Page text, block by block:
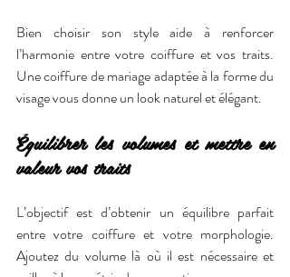
Bien choisir son style aide à renforcer
l’harmonie entre votre coiffure et vos traits.
Une coiffure de mariage adaptée à la forme du
visage vous donne un look naturel et élégant.
Équilibrer les volumes et mettre en
valeur vos traits
L’objectif est d’obtenir un équilibre parfait
entre votre coiffure et votre morphologie.
Ajoutez du volume là où il est nécessaire et